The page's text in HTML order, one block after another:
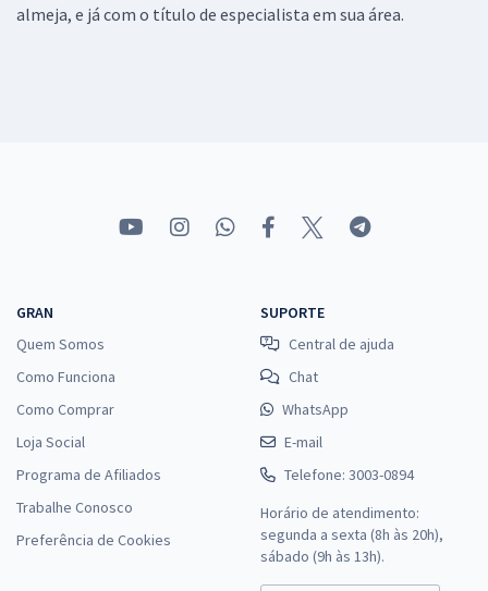
almeja, e já com o título de especialista em sua área.
GRAN
Quem Somos
Como Funciona
Como Comprar
Loja Social
Programa de Afiliados
Trabalhe Conosco
Preferência de Cookies
SUPORTE
Central de ajuda
Chat
WhatsApp
E-mail
Telefone: 3003-0894
Horário de atendimento:
segunda a sexta (8h às 20h),
sábado (9h às 13h).